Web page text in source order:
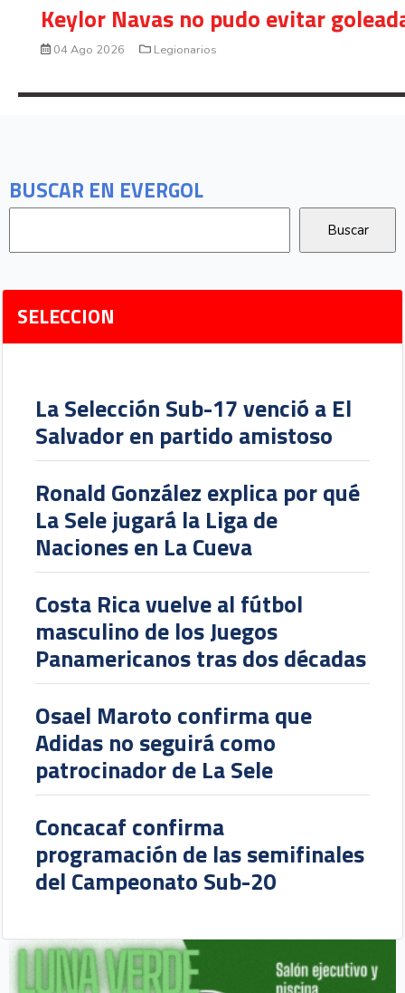
BUSCAR EN EVERGOL
SELECCION
La Selección Sub-17 venció a El
Salvador en partido amistoso
Ronald González explica por qué
La Sele jugará la Liga de
Naciones en La Cueva
Costa Rica vuelve al fútbol
masculino de los Juegos
Panamericanos tras dos décadas
Osael Maroto confirma que
Adidas no seguirá como
patrocinador de La Sele
Concacaf confirma
programación de las semifinales
del Campeonato Sub-20
Keylor Navas no pudo evitar
04 Ago 2026 Legionarios